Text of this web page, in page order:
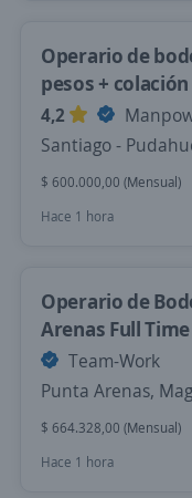
Operario de
pesos +
4,2
Santiago -
$ 600.000,00 (Mensual)
Hace 1 hora
Operario de
Arenas Full
Team-Work
Punta Arenas,
$ 664.328,00 (Mensual)
Hace 1 hora